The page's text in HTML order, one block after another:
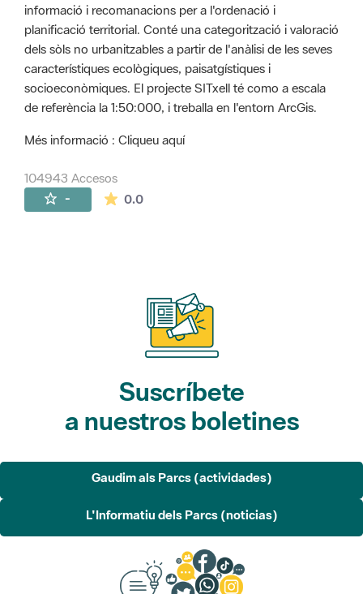
informació i recomanacions per a l'ordenació i
planificació territorial. Conté una categorització i valoració
dels sòls no urbanitzables a partir de l'anàlisi de les seves
característiques ecològiques, paisatgístiques i
socioeconòmiques. El projecte SITxell té como a escala
de referència la 1:50:000, i treballa en l'entorn ArcGis.
Més informació : Cliqueu aquí
104943 Accesos
- 0.0La valoración media es de 0 estrellas de
Suscríbete
a nuestros boletines
Gaudim als Parcs (actividades)
L'Informatiu dels Parcs (noticias)